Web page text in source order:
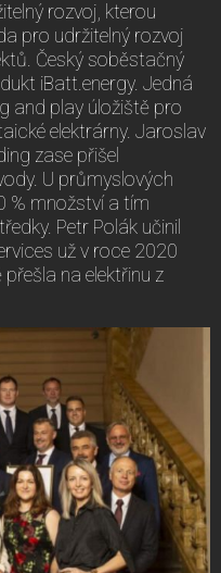
rozvoj, kterou
pro udržitelný rozvoj
Český soběstačný
iBatt.energy. Jedná
and play úložiště pro
elektrárny. Jaroslav
zase přišel
U průmyslových
% množství a tím
Petr Polák učinil
už v roce 2020
na elektřinu z